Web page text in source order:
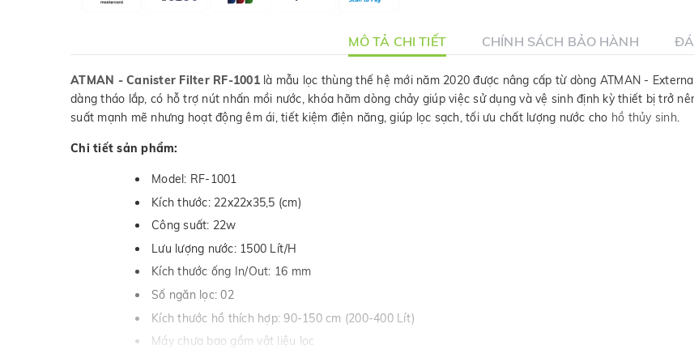
MÔ TẢ CHI TIẾT CHÍNH SÁCH BẢO HÀNH
ATMAN - Canister Filter RF-1001 là mẫu lọc thùng thế hệ mới năm 2020 được nâng cấp từ dòng ATMAN -
dàng tháo lắp, có hỗ trợ nút nhấn mồi nước, khóa hãm dòng chảy giúp việc sử dụng và vệ sinh định kỳ thiết bị trở
suất mạnh mẽ nhưng hoạt động êm ái, tiết kiệm điện năng, giúp lọc sạch, tối ưu chất lượng nước cho hồ thủy sinh.
Chi tiết sản phẩm:
Model: RF-1001
Kích thước: 22x22x35,5 (cm)
Công suất: 22w
Lưu lượng nước: 1500 Lít/H
Kích thước ống In/Out: 16 mm
Số ngăn lọc: 02
Kích thước hồ thích hợp: 90-150 cm (200-400 Lít)
Máy chưa bao gồm vật liệu lọc